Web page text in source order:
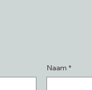
Naam *